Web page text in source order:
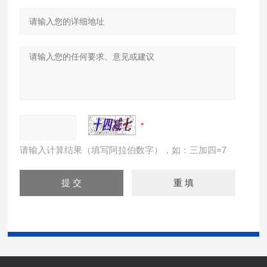
请输入计算结果（填写阿拉伯数字），如：三加四=7